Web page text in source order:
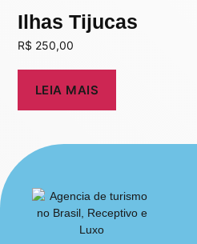
Ilhas Tijucas
R$ 250,00
LEIA MAIS